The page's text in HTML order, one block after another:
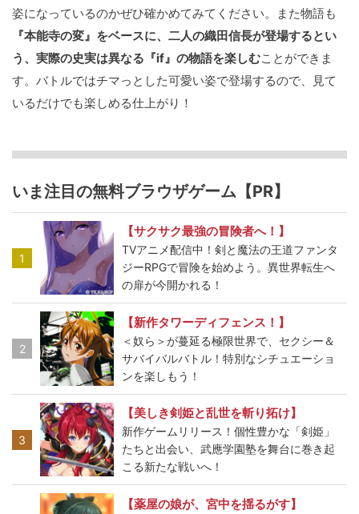
姿になっているのかぜひ確かめてみてください。また物語も
『本能寺の変』をベースに、二人の織田信長が登場するとい
う、実際の史実は異なる『if』の物語を楽しむことができま
す。バトルではチマっとした可愛い姿で登場するので、見て
いるだけでも楽しめる仕上がり！
いま注目の無料ブラウザゲーム【PR】
1
【サクサク最強の冒険者へ！】
TVアニメ配信中！剣と魔法の王道ファンタ
ジーRPGで冒険を始めよう。異世界転生へ
の扉が今開かれる！
2
【新作タワーディフェンス！】
＜奴ら＞が蔓延る極限世界で、セクシー＆
サバイバルバトル！特別なシチュエーショ
ンを楽しもう！
3
【美しき剣姫と乱世を斬り拓け】
新作ゲームリリース！個性豊かな「剣姫」
たちと出会い、武應学園塾を舞台に巻き起
こる新たな戦いへ！
【薬屋の娘が、宮中を揺るがす】